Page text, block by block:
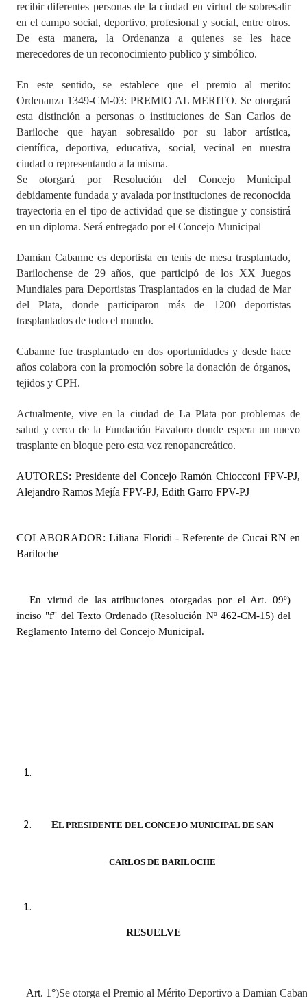
DOCUMENTOS
Informes de Gestión
Dictámenes Asesoría Letrada
Actas de Sesión
Informes de Unidad Coordinadora
Ejecución Presupuestaria
Actas de Audiencias Públicas
Comunicaciones
Declaraciones
Resoluciones de Presidencia
Antiguos Pobladores
Noticias Destacadas
Registros y Distinciones
Premio al Mérito - Registro
Periodistas Decanos - Registro
recibir diferentes personas de la ciudad en virtud de sobresalir
en el campo social, deportivo, profesional y social, entre otros.
De esta manera, la Ordenanza a quienes se les hace
merecedores de un reconocimiento publico y simbólico.
En este sentido, se establece que el premio al merito:
Ordenanza 1349-CM-03: PREMIO AL MERITO. Se otorgará
esta distinción a personas o instituciones de San Carlos de
Bariloche que hayan sobresalido por su labor artística,
científica, deportiva, educativa, social, vecinal en nuestra
ciudad o representando a la misma.
Se otorgará por Resolución del Concejo Municipal
debidamente fundada y avalada por instituciones de reconocida
trayectoria en el tipo de actividad que se distingue y consistirá
en un diploma. Será entregado por el Concejo Municipal
Damian Cabanne es deportista en tenis de mesa trasplantado,
Barilochense de 29 años, que participó de los XX Juegos
Mundiales para Deportistas Trasplantados en la ciudad de Mar
del Plata, donde participaron más de 1200 deportistas
trasplantados de todo el mundo.
Cabanne fue trasplantado en dos oportunidades y desde hace
años colabora con la promoción sobre la donación de órganos,
tejidos y CPH.
Actualmente, vive en la ciudad de La Plata por problemas de
salud y cerca de la Fundación Favaloro donde espera un nuevo
trasplante en bloque pero esta vez renopancreático.
AUTORES: Presidente del Concejo Ramón Chiocconi FPV-PJ,
Alejandro Ramos Mejía FPV-PJ, Edith Garro FPV-PJ
COLABORADOR: Liliana Floridi - Referente de Cucai RN en
Bariloche
En virtud de las atribuciones otorgadas por el Art. 09º)
inciso "f" del Texto Ordenado (Resolución Nº 462-CM-15) del
Reglamento Interno del Concejo Municipal.
EL PRESIDENTE DEL CONCEJO MUNICIPAL DE SAN
CARLOS DE BARILOCHE
RESUELVE
Art. 1°)Se otorga el Premio al Mérito Deportivo a Damian